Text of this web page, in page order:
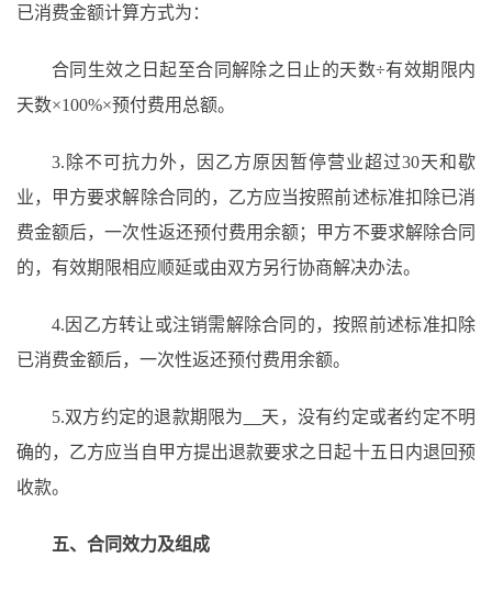
已消费金额计算方式为：
合同生效之日起至合同解除之日止的天数÷有效期限内
天数×100%×预付费用总额。
3. 除不可抗力外，因 乙方原因 暂停营业超过30天和歇
业，甲方要求解除合同的，乙方应当按照前述标准扣除已消
费金额后，一次性返还预付费用余额；甲方不要求解除合同
的，有效期限相应顺延或由双方另行协商解决办法。
4. 因 乙方转让或注销需解除合同的，按照前述标准扣除
已消费金额后，一次性返还预付费用余额。
5.双方约定的退款期限为
天，没有约定或者约定不明
确的，乙方应当自甲方提出退款要求之日起十五日内退回预
收款。
五、合同效力及组成